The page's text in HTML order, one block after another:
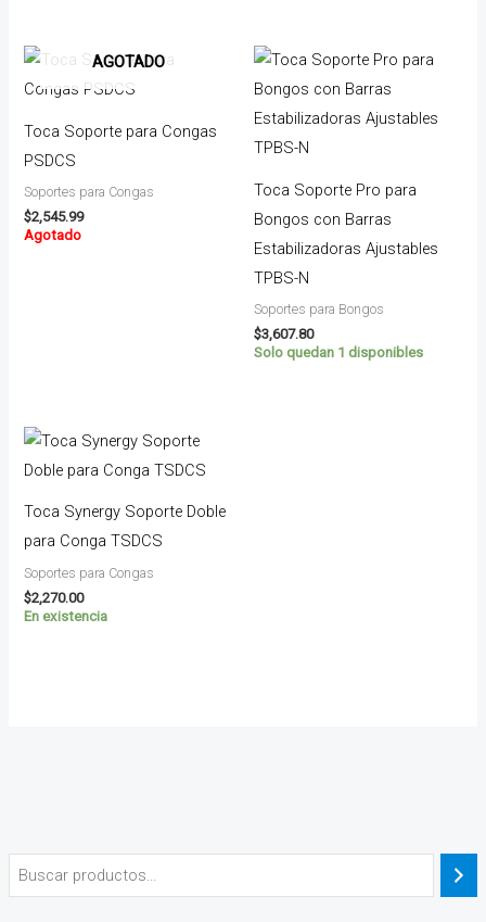
AGOTADO
Toca Soporte para Congas
PSDCS
Soportes para Congas
$2,545.99
Agotado
Toca Soporte Pro para
Bongos con Barras
Estabilizadoras Ajustables
TPBS-N
Soportes para Bongos
$3,607.80
Solo quedan 1 disponibles
Toca Synergy Soporte Doble
para Conga TSDCS
Soportes para Congas
$2,270.00
En existencia